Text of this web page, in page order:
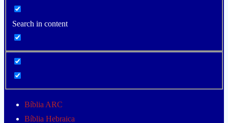
Search in content
Bíblia ARC
Bíblia Hebraica